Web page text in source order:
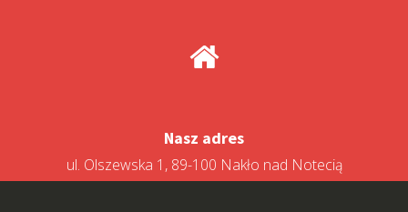
Nasz adres
ul. Olszewska 1, 89-100 Nakło nad Notecią